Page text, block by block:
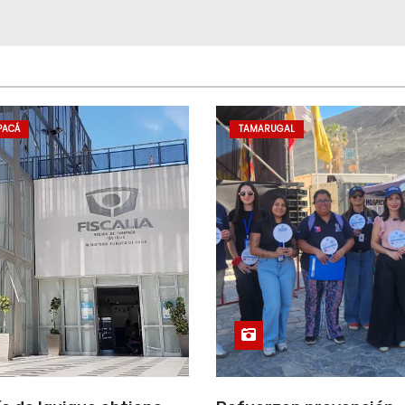
TAMARUGAL